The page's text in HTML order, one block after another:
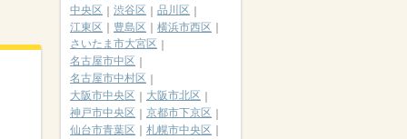
中央区
渋谷区
品川区
江東区
豊島区
横浜市西区
さいたま市大宮区
名古屋市中区
名古屋市中村区
大阪市中央区
大阪市北区
神戸市中央区
京都市下京区
仙台市青葉区
札幌市中央区